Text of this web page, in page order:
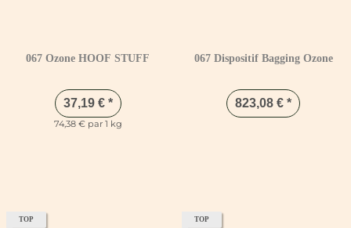
067 Ozone HOOF STUFF
37,19 € *
74,38 € par 1 kg
067 Dispositif Bagging Ozone
823,08 € *
TOP TOP